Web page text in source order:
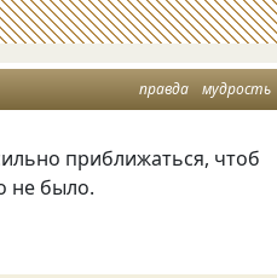
правда мудрость
приближаться, чтоб
не было.